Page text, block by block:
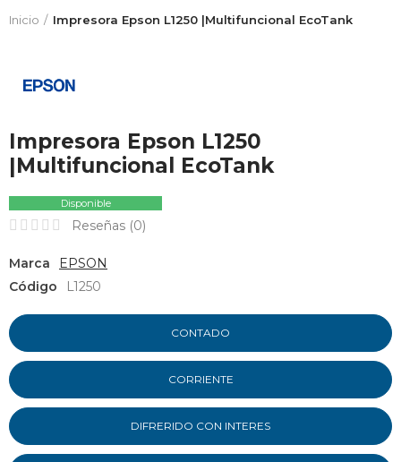
Inicio Impresora Epson L1250 |Multifuncional EcoTank
Impresora Epson L1250
|Multifuncional EcoTank
Disponible
Reseñas (0)
Marca
EPSON
Código
L1250
CONTADO
CORRIENTE
DIFRERIDO CON INTERES